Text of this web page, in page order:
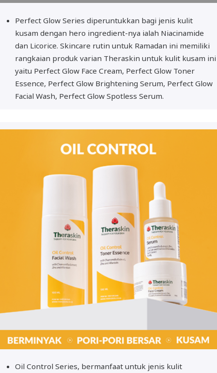
Perfect Glow Series diperuntukkan bagi jenis kulit
kusam dengan hero ingredient-nya ialah Niacinamide
dan Licorice. Skincare rutin untuk Ramadan ini memiliki
rangkaian produk varian Theraskin untuk kulit kusam ini
yaitu Perfect Glow Face Cream, Perfect Glow Toner
Essence, Perfect Glow Brightening Serum, Perfect Glow
Facial Wash, Perfect Glow Spotless Serum.
Oil Control Series, bermanfaat untuk jenis kulit